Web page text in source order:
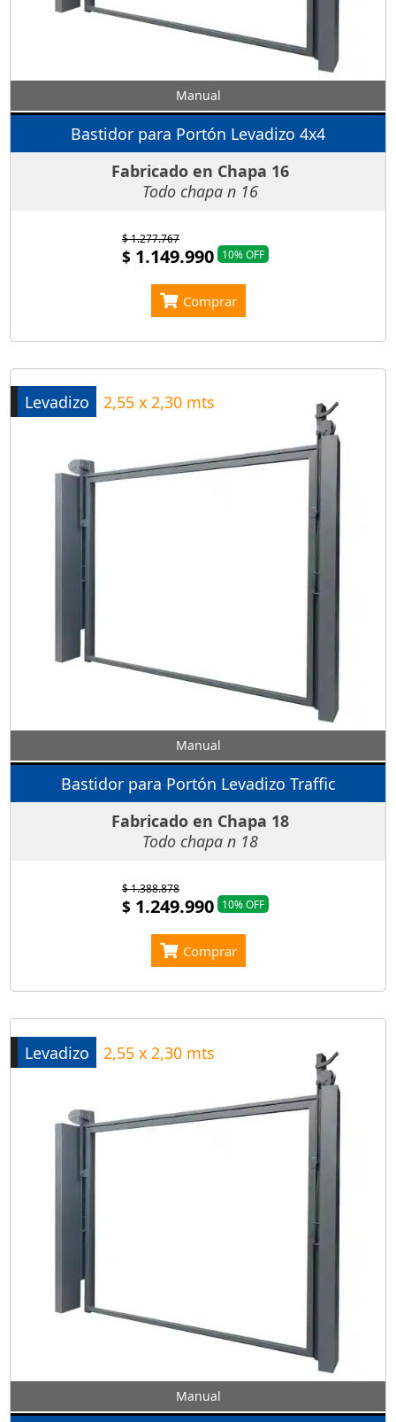
Manual
Bastidor para Portón Levadizo 4x4
Fabricado en Chapa 16
Todo chapa n 16
$ 1.149.990
$ 1.277.767
10% OFF
Comprar
Manual
Bastidor para Portón Levadizo Traffic
Fabricado en Chapa 18
Todo chapa n 18
Levadizo 2,55 x 2,30 mts
$ 1.249.990
$ 1.388.878
10% OFF
Comprar
Manual
Levadizo 2,55 x 2,30 mts